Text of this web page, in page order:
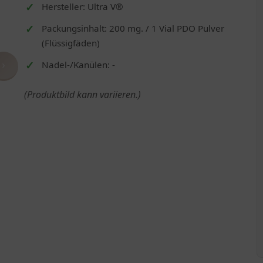
Hersteller: Ultra V®
Packungsinhalt: 200 mg. / 1 Vial PDO Pulver
(Flüssigfäden)
Nadel-/Kanülen: -
(Produktbild kann variieren.)